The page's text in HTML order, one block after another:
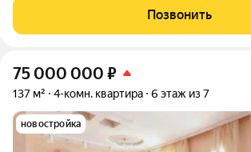
санузла. Кухня 15 кв. м. Выполнен
классическом
Позвонить
75 000 000 ₽
137 м² 4-комн. квартира 6 этаж из 7
новостройка